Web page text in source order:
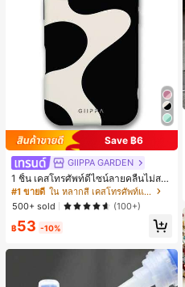
Save ฿6
GIIPPA GARDEN
1 ชิ้น เคสโทรศัพท์ดีไซน์ลายคลื่นไม่สม
มาตรสำหรับ Phone 17 Pro Max, เหม
าะสำหรับ Phone 16 Pro Max, 15 Pro
Max, 14 Pro Max, เคสโทรศัพท์สไตล์เ
กาหลีและน่าสนใจ, เข้ากันได้กับ 11/12/
13/14/15/16 Pro Max Plus, ดีไซน์หรู
ขวัญในอุดมคติสำหรับคริสต์มาส, วันว
าเลนไทน์, อีสเตอร์, ฤดูแต่งงานและวันเ
กิดสำหรับแฟนสาว
#1 ขายดี
ใน หลากสี เคสโทรศัพท์แฟชั่น
500+ sold
(100+)
฿53 -10%